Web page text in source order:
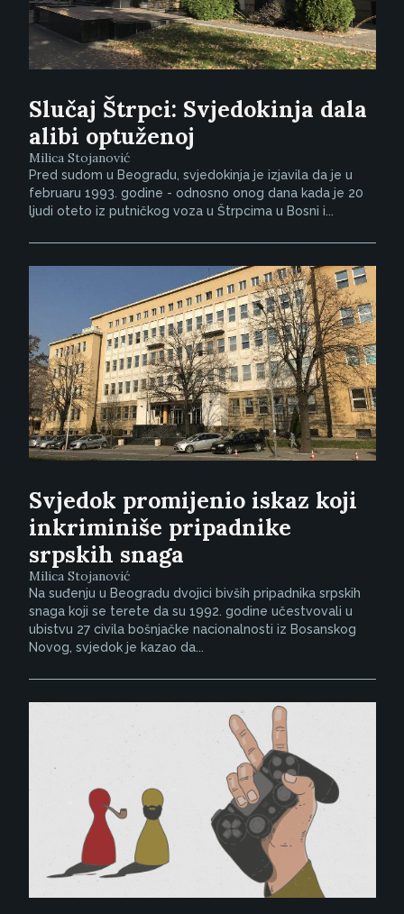
Slučaj Štrpci: Svjedokinja dala
alibi optuženoj
Milica Stojanović
Pred sudom u Beogradu, svjedokinja je izjavila da je u
februaru 1993. godine - odnosno onog dana kada je 20
ljudi oteto iz putničkog voza u Štrpcima u Bosni i...
Svjedok promijenio iskaz koji
inkriminiše pripadnike
srpskih snaga
Milica Stojanović
Na suđenju u Beogradu dvojici bivših pripadnika srpskih
snaga koji se terete da su 1992. godine učestvovali u
ubistvu 27 civila bošnjačke nacionalnosti iz Bosanskog
Novog, svjedok je kazao da...